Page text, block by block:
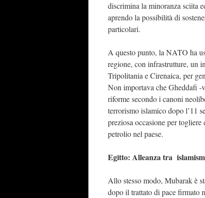
discrimina la minoranza sciita
aprendo la possibilità di
particolari.
A questo punto, la NATO ha
regione, con infrastrutture, un
Tripolitania e Cirenaica, per
Non importava che Gheddafi -
riforme secondo i canoni
terrorismo islamico dopo l’11
preziosa occasione per
petrolio nel paese.
Egitto: Alleanza tra
Allo stesso modo, Mubarak è
dopo il trattato di pace firmato